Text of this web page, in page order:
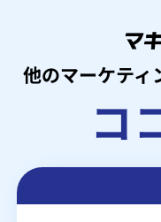
他のマーケティ
コ